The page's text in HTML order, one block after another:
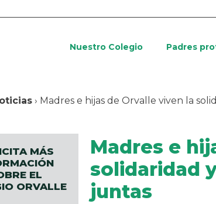
Nuestro Colegio Padres
› Madres e hijas de Orvalle viven la
MÁS
EL
ORVALLE
Madres e
solidaridad
juntas